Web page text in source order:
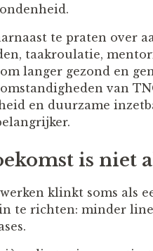
te praten over
taakroulatie,
langer gezond en
van
en duurzame
is niet
klinkt soms als
te richten: minder